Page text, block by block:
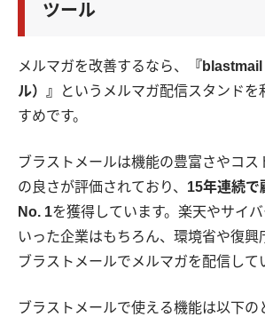
ツール
メルマガを改善するなら、
『
ル）』
というメルマガ配信スタンドを
すめです。
ブラストメールは機能の豊富さやコス
の良さが評価されており、 15年連続で
No. 1を獲得しています。楽天やサイ
いった企業はもちろん、環境省や復興
ブラストメールでメルマガを配信して
ブラストメールで使える機能は以下の